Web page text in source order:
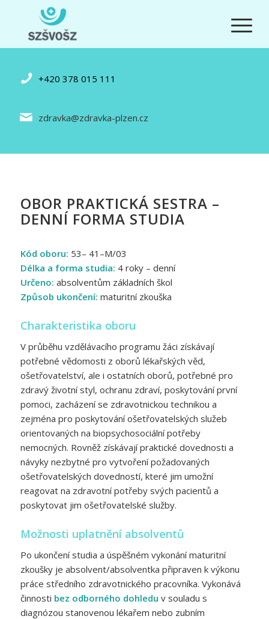
+420 378 015 111
zdravka@zdravka-plzen.cz
OBOR PRAKTICKÁ SESTRA –
DENNÍ FORMA STUDIA
Kód oboru: 53– 41–M/03
Délka a forma studia: 4 roky – denní
Určeno: absolventům základních škol
Způsob ukončení: maturitní zkouška
Charakteristika oboru
V průběhu vzdělávacího programu žáci získávají
potřebné vědomosti z oborů lékařských věd,
ošetřovatelství, ale i ostatních oborů, potřebné pro
zdravý životní styl, ochranu zdraví, poskytování první
pomoci, zacházení se zdravotnickou technikou a
zejména pro poskytování ošetřovatelských služeb
orientovaných na biopsychosociální potřeby
nemocných. Rovněž získávají praktické dovednosti a
návyky nezbytné pro vytvoření požadovaných
ošetřovatelských dovedností, které jim umožní
reagovat na zdravotní potřeby svých pacientů a
poskytovat jim ošetřovatelské služby.
Možnosti uplatnění absolventů
Po ukončení studia a úspěšném vykonání maturitní
zkoušky je absolvent/absolventka připraven k výkonu
práce středního zdravotnického pracovníka. Vykonává
činnosti bez odborného dohledu v souladu s
diagnózou stanovenou lékařem nebo zubním